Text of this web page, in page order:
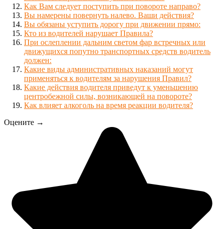
Как Вам следует поступить при повороте направо?
Вы намерены повернуть налево. Ваши действия?
Вы обязаны уступить дорогу при движении прямо:
Кто из водителей нарушает Правила?
При ослеплении дальним светом фар встречных или
движущихся попутно транспортных средств водитель
должен:
Какие виды административных наказаний могут
применяться к водителям за нарушения Правил?
Какие действия водителя приведут к уменьшению
центробежной силы, возникающей на повороте?
Как влияет алкоголь на время реакции водителя?
Оцените →